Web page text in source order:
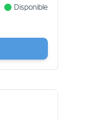
Disponible